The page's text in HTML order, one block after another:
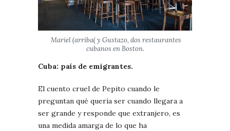
Mariel (arriba( y Gustazo, dos restaurantes
cubanos en Boston.
Cuba: país de emigrantes.
El cuento cruel de Pepito cuando le
preguntan qué quería ser cuando llegara a
ser grande y responde que extranjero, es
una medida amarga de lo que ha